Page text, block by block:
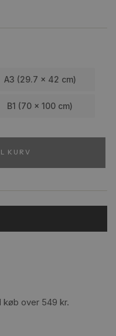
A3 (29.7 x 42 cm)
B1 (70 x 100 cm)
KURV
køb over 549 kr.